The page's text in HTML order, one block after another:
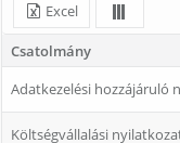
Excel
Csatolmány
Adatkezelési hozzájáruló
Költségvállalási